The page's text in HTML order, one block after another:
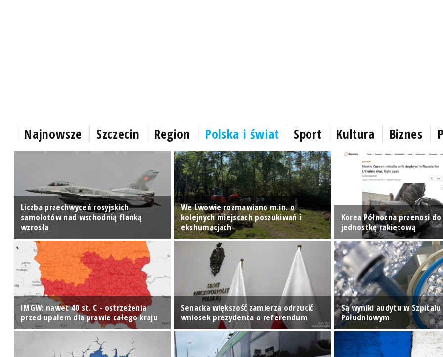
Najnowsze Szczecin Region Polska i świat Sport Kultura Biznes
Liczba przechwyceń rosyjskich
samolotów nad wschodnią flanką
wzrosła
We Lwowie rozmawiano m.in. o
kolejnych miejscach poszukiwań i
ekshumacjach
Korea Północna przenosi do
jednostkę rakietową
IMGW: nawet 40 st. C - ostrzeżenia
przed upałem dla prawie całego kraju
Senacka większość zamierza odrzucić
wniosek prezydenta o referendum
Są wyniki audytu w Szpitalu
Południowym